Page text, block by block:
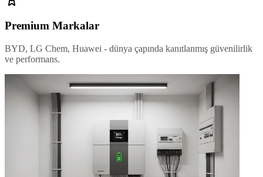
Premium Markalar
BYD, LG Chem, Huawei - dünya çapında kanıtlanmış güvenilirlik
ve performans.